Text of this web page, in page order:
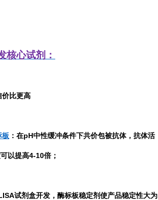
核心试剂：
价比更高
：在pH中性缓冲条件下共价包被抗体，抗体活
以提高4-10倍；
试剂盒开发，酶标板稳定剂使产品稳定性大为